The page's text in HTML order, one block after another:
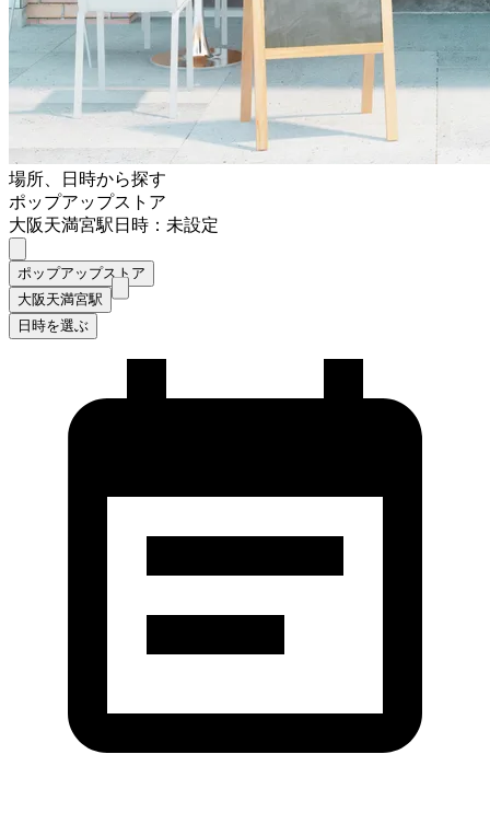
場所、日時から探す
ポップアップストア
大阪天満宮駅日時：未設定
ポップアップストア
大阪天満宮駅
日時を選ぶ